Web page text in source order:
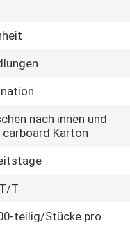
nach innen und
carboard Karton
T
teilig/Stücke pro